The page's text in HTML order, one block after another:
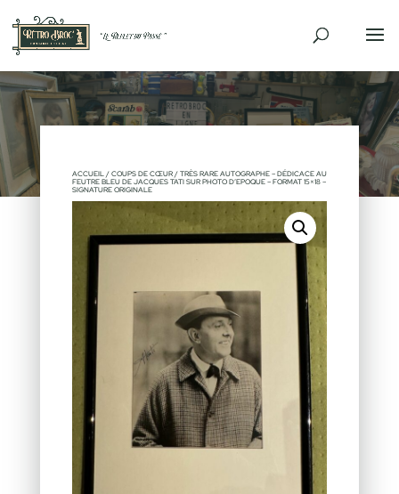
VENDU
ACCUEIL/ COUPS DE CŒUR/ TRÈS RARE AUTOGRAPHE – DÉDICACE AU
FEUTRE BLEU DE JACQUES TATI SUR PHOTO D’EPOQUE – FORMAT 15×18 –
SIGNATURE ORIGINALE